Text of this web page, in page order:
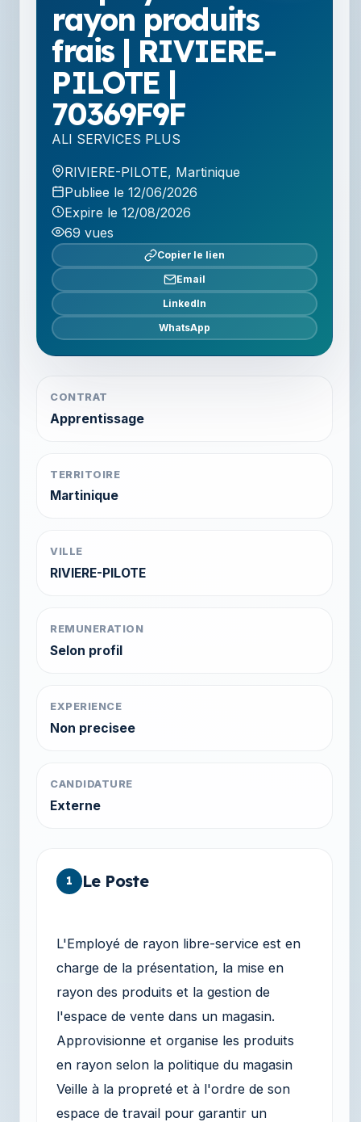
rayon produits
frais | RIVIERE-
PILOTE |
70369F9F
ALI SERVICES PLUS
RIVIERE-PILOTE, Martinique
Publiee le 12/06/2026
Expire le 12/08/2026
69 vues
Copier le lien
Email
LinkedIn
WhatsApp
CONTRAT
Apprentissage
TERRITOIRE
Martinique
VILLE
RIVIERE-PILOTE
REMUNERATION
Selon profil
EXPERIENCE
Non precisee
CANDIDATURE
Externe
1 Le Poste
L'Employé de rayon libre-service est en
charge de la présentation, la mise en
rayon des produits et la gestion de
l'espace de vente dans un magasin.
Approvisionne et organise les produits
en rayon selon la politique du magasin
Veille à la propreté et à l'ordre de son
espace de travail pour garantir un